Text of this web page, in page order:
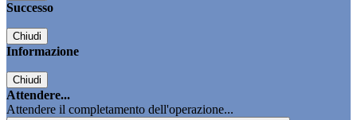
Successo
Chiudi
Informazione
Chiudi
Attendere...
Attendere il completamento dell'operazione...